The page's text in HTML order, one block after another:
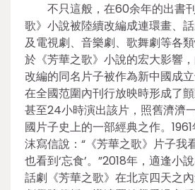
不只這般，在60余年的出書
歌》小說被陸續改編成連環畫、
及電視劇、音樂劇、歌舞劇等各
於《芳華之歌》小說的宏大影響
改編的同名片子被作為新中國成
在全國范圍內刊行放映時形成了
甚至24小時演出該片，照舊濟濟
國片子史上的一部經典之作。
沫寫信說：“《芳華之歌》片子我
也看到‘忘食’。”2018年，適逢小
話劇《芳華之歌》在北京四天之